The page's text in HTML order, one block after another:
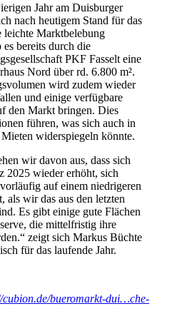
Jahr am Duisburger
nach heutigem Stand für das
leichte Marktbelebung
es bereits durch die
PKF Fasselt eine
Nord über rd. 6.800 m².
wird zudem wieder
und einige verfügbare
den Markt bringen. Dies
führen, was sich auch in
widerspiegeln könnte.
wir davon aus, dass sich
2025 wieder erhöht, sich
auf einem niedrigeren
als wir das aus den letzten
Es gibt einige gute Flächen
die mittelfristig ihre
zeigt sich Markus Büchte
für das laufende Jahr.
cubion.de/bueromarkt-dui…che-